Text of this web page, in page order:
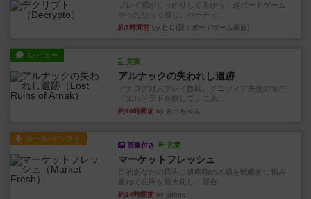
プレイ感がしっかりしてるから、超ボードゲーム
やったなって感じ。パーティ...
約7時間前 by ヒロ(新！ボードゲーム家族)
レビュー
充実
アルナックの失われし遺跡
アナログ対人プレイ数回。クニツィア先生の名作
「エルドラドを探して」にあ...
約10時間前 by おーちゃん
ルール/インスト
画像付き 充実
マーケットフレッシュ
目的あなたの店先に農産物の木箱を戦略的に積み
重ねて在庫を最大化し、競合...
約14時間前 by jurong